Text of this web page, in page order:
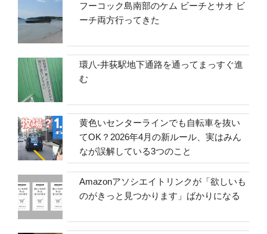
フーコック島南部のケム ビーチとサオ ビ
ーチ両方行ってきた
環八-井荻駅地下通路を通ってまっすぐ進
む
黄色いセンターラインでも自転車を抜い
てOK？2026年4月の新ルール、実はみん
なが誤解している3つのこと
Amazonアソシエイトリンクが「欲しいも
のがきっと見つかります」ばかりになる